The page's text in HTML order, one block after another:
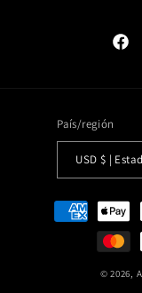
País/región
USD $ |
Formas
© 2026,